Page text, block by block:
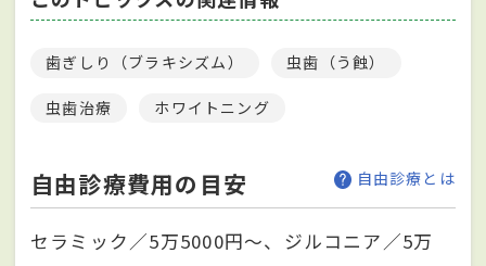
歯ぎしり（ブラキシズム） 虫歯（う蝕）
虫歯治療 ホワイトニング
自由診療費用の目安 自由診療とは
セラミック／5万5000円～、ジルコニア／5万